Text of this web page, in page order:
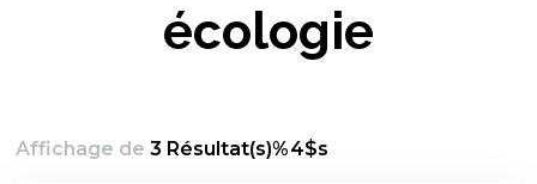
écologie
Affichage de3 Résultat(s)%4$s